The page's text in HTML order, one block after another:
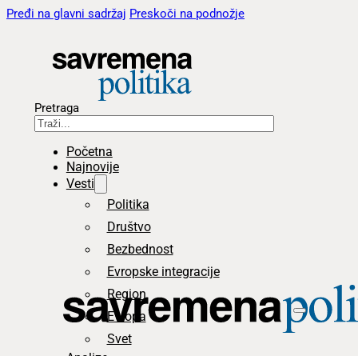
Pređi na glavni sadržaj Preskoči na podnožje
Pretraga
Početna
Najnovije
Vesti
Politika
Društvo
Bezbednost
Evropske integracije
Region
Evropa
Svet